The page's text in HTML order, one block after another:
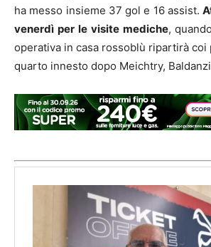
ha messo insieme 37 gol e 16 assist.
venerdì per le visite mediche,
operativa in casa rossoblù ripartirà
quarto innesto dopo Meichtry,